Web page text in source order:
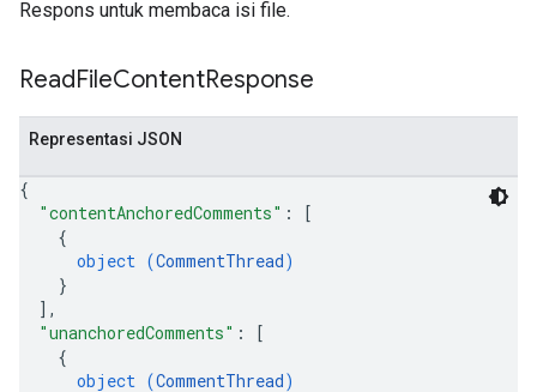
Respons untuk membaca isi file.
ReadFileContentResponse
Representasi JSON
{
"contentAnchoredComments" :
[
{
object (CommentThread)
}
] ,
"unanchoredComments" :
[
{
object (CommentThread)